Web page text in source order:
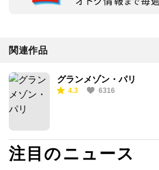
関連作品
グランメゾン・パリ
4.3 6316
注目のニュース